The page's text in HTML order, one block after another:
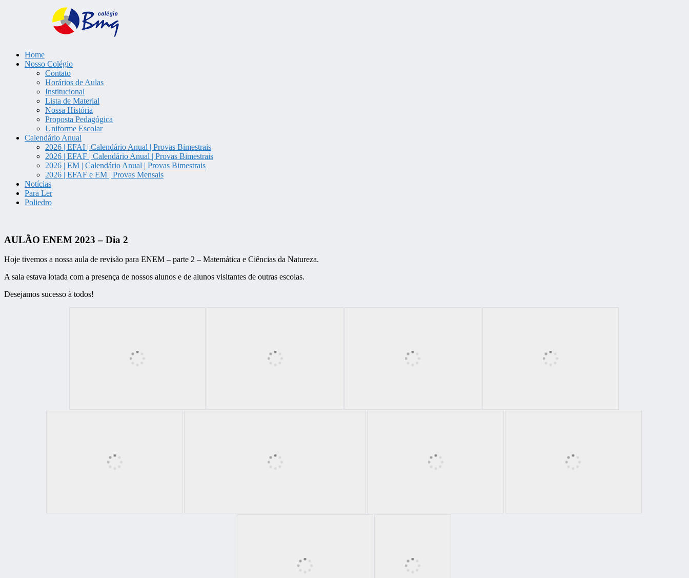
Colégio Bem Me Quer | Tatuí/SP
Home
Nosso Colégio
Contato
Horários de Aulas
Institucional
Lista de Material
Nossa História
Proposta Pedagógica
Uniforme Escolar
Calendário Anual
2026 | EFAI | Calendário Anual | Provas Bimestrais
2026 | EFAF | Calendário Anual | Provas Bimestrais
2026 | EM | Calendário Anual | Provas Bimestrais
2026 | EFAF e EM | Provas Mensais
Notícias
Para Ler
Poliedro
AULÃO ENEM 2023 – Dia 2
Hoje tivemos a nossa aula de revisão para ENEM – parte 2 – Matemática e Ciências da Natureza.
A sala estava lotada com a presença de nossos alunos e de alunos visitantes de outras escolas.
Desejamos sucesso à todos!